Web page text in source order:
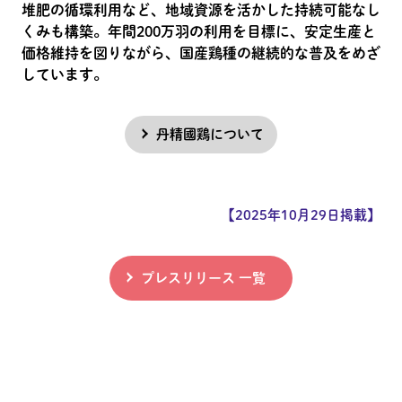
堆肥の循環利用など、地域資源を活かした持続可能なし
くみも構築。年間200万羽の利用を目標に、安定生産と
価格維持を図りながら、国産鶏種の継続的な普及をめざ
しています。
丹精國鶏について
【2025年10月29日掲載】
プレスリリース 一覧